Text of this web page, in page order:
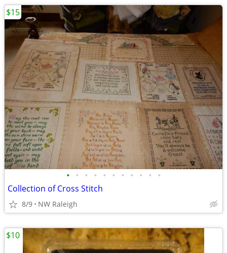
• • • • • • • • • • •
Collection of Cross Stitch
8/9 NW Raleigh
$15
$10